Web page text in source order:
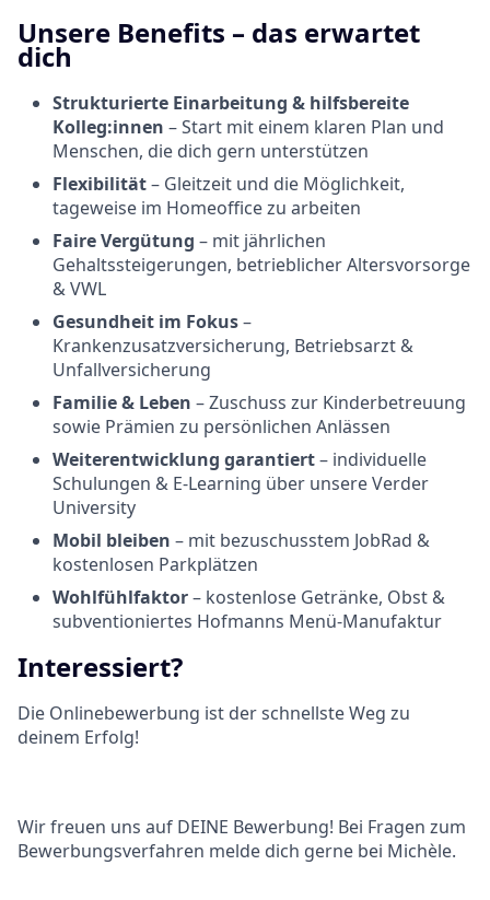
Unsere Benefits – das erwartet
dich
Strukturierte Einarbeitung & hilfsbereite
Kolleg:innen – Start mit einem klaren Plan und
Menschen, die dich gern unterstützen
Flexibilität– Gleitzeit und die Möglichkeit,
tageweise im Homeoffice zu arbeiten
Faire Vergütung – mit jährlichen
Gehaltssteigerungen, betrieblicher Altersvorsorge
& VWL
Gesundheit im Fokus–
Krankenzusatzversicherung, Betriebsarzt &
Unfallversicherung
Familie & Leben – Zuschuss zur Kinderbetreuung
sowie Prämien zu persönlichen Anlässen
Weiterentwicklung garantiert– individuelle
Schulungen & E-Learning über unsere Verder
University
Mobil bleiben – mit bezuschusstem JobRad &
kostenlosen Parkplätzen
Wohlfühlfaktor– kostenlose Getränke, Obst &
subventioniertes Hofmanns Menü-Manufaktur
Interessiert?
Die Onlinebewerbung ist der schnellste Weg zu
deinem Erfolg!
Wir freuen uns auf DEINE Bewerbung! Bei Fragen zum
Bewerbungsverfahren melde dich gerne bei Michèle.